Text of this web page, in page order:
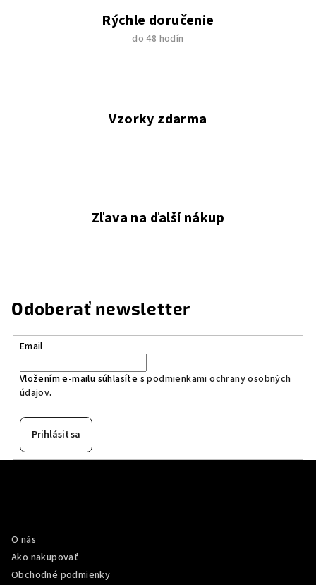
Rýchle doručenie
do 48 hodín
Vzorky zdarma
Zľava na ďalší nákup
Odoberať newsletter
Email
Vložením e-mailu súhlasíte spodmienkami ochrany osobných
údajov.
Prihlásiť sa
O nás
Ako nakupovať
Obchodné podmienky